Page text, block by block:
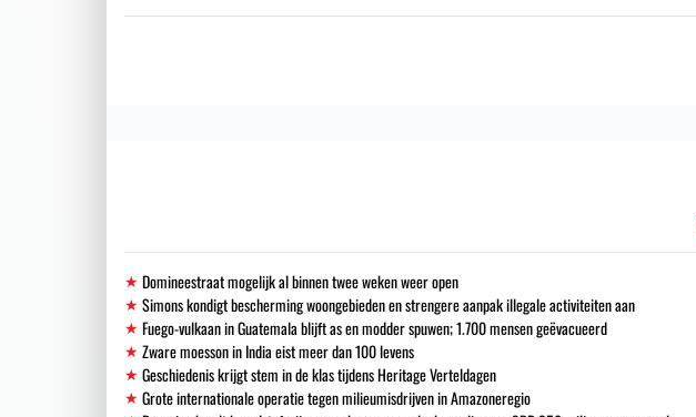
Domineestraat mogelijk al binnen twee weken weer open
Simons kondigt bescherming woongebieden en strengere aanpak illegale activiteiten aan
Fuego-vulkaan in Guatemala blijft as en modder spuwen; 1.700 mensen geëvacueerd
Zware moesson in India eist meer dan 100 levens
Geschiedenis krijgt stem in de klas tijdens Heritage Verteldagen
Grote internationale operatie tegen milieumisdrijven in Amazoneregio